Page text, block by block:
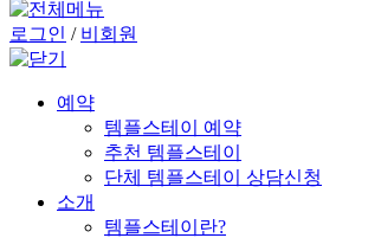
로그인 / 비회원
예약
템플스테이 예약
추천 템플스테이
단체 템플스테이 상담신청
소개
템플스테이란?